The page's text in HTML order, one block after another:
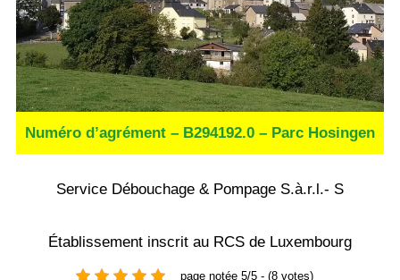
Numéro d’agrément – B294192.0 – Parc Hosingen
Service Débouchage & Pompage S.à.r.l.- S
Établissement inscrit au RCS de Luxembourg
page notée 5/5 - (8 votes)